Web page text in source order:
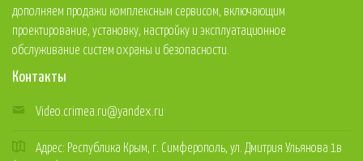
дополняем продажи комплексным сервисом, включающим
проектирование, установку, настройку и эксплуатационное
обслуживание систем охраны и безопасности.
Контакты
Video.crimea.ru@yandex.ru
Адрес: Республика Крым, г. Симферополь, ул. Дмитрия Ульянова 1в